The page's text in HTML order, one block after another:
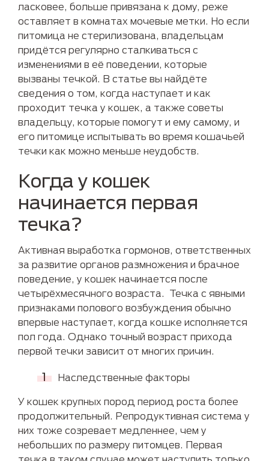
ласковее, больше привязана к дому, реже
оставляет в комнатах мочевые метки. Но если
питомица не стерилизована, владельцам
придётся регулярно сталкиваться с
изменениями в её поведении, которые
вызваны течкой. В статье вы найдёте
сведения о том, когда наступает и как
проходит течка у кошек, а также советы
владельцу, которые помогут и ему самому, и
его питомице испытывать во время кошачьей
течки как можно меньше неудобств.
Когда у кошек
начинается первая
течка?
Активная выработка гормонов, ответственных
за развитие органов размножения и брачное
поведение, у кошек начинается после
четырёхмесячного возраста. Течка с явными
признаками полового возбуждения обычно
впервые наступает, когда кошке исполняется
пол года. Однако точный возраст прихода
первой течки зависит от многих причин.
Наследственные факторы
У кошек крупных пород период роста более
продолжительный. Репродуктивная система у
них тоже созревает медленнее, чем у
небольших по размеру питомцев. Первая